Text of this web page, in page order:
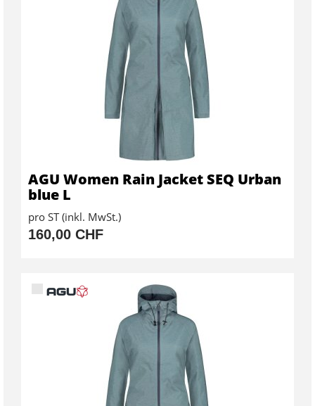
AGU Women Rain Jacket SEQ Urban
blue L
pro ST (inkl. MwSt.)
160,00 CHF